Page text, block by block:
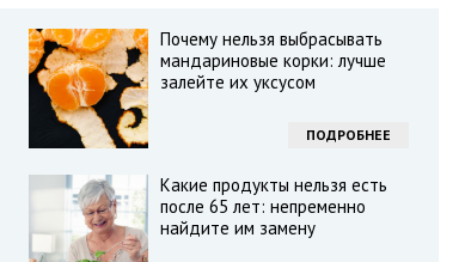
Почему нельзя выбрасывать
мандариновые корки: лучше
залейте их уксусом
ПОДРОБНЕЕ
Какие продукты нельзя есть
после 65 лет: непременно
найдите им замену